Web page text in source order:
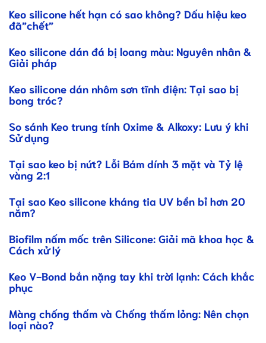
Keo silicone hết hạn có sao không? Dấu hiệu keo
đã”chết”
Keo silicone dán đá bị loang màu: Nguyên nhân &
Giải pháp
Keo silicone dán nhôm sơn tĩnh điện: Tại sao bị
bong tróc?
So sánh Keo trung tính Oxime & Alkoxy: Lưu ý khi
Sử dụng
Tại sao keo bị nứt? Lỗi Bám dính 3 mặt và Tỷ lệ
vàng 2:1
Tại sao Keo silicone kháng tia UV bền bỉ hơn 20
năm?
Biofilm nấm mốc trên Silicone: Giải mã khoa học &
Cách xử lý
Keo V-Bond bắn nặng tay khi trời lạnh: Cách khắc
phục
Màng chống thấm và Chống thấm lỏng: Nên chọn
loại nào?